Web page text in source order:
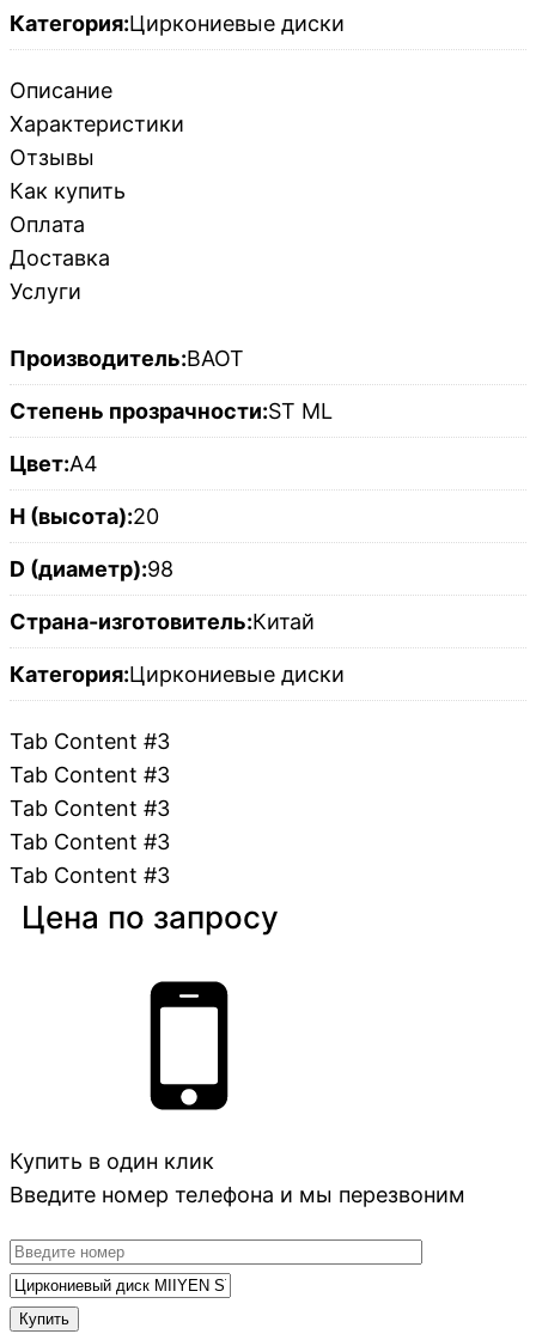
Категория:Циркониевые диски
Описание
Характеристики
Отзывы
Как купить
Оплата
Доставка
Услуги
Производитель:BAOT
Степень прозрачности:ST ML
Цвет:A4
H (высота):20
D (диаметр):98
Страна-изготовитель:Китай
Категория:Циркониевые диски
Tab Content #3
Tab Content #3
Tab Content #3
Tab Content #3
Tab Content #3
Цена по запросу
Купить в один клик
Введите номер телефона и мы перезвоним